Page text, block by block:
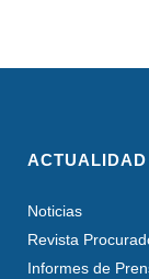
ACTUALIDAD
Noticias
Revista
Informes de